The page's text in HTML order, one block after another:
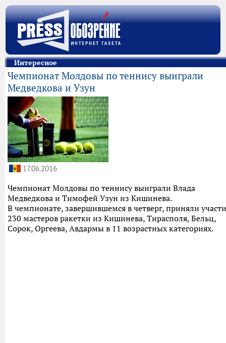
Интересное
Чемпионат Молдовы по теннису выиграли
Медведкова и Узун
17.06.2016
Чемпионат Молдовы по теннису выиграли Влада
Медведкова и Тимофей Узун из Кишинева.
В чемпионате, завершившемся в четверг, приняли
230 мастеров ракетки из Кишинева, Тирасполя, Бельц,
Сорок, Оргеева, Авдармы в 11 возрастных категориях.